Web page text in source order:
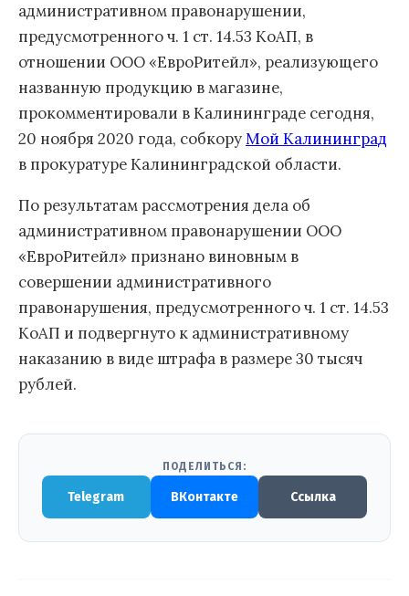
административном правонарушении,
предусмотренного ч. 1 ст. 14.53 КоАП, в
отношении ООО «ЕвроРитейл», реализующего
названную продукцию в магазине,
прокомментировали в Калининграде сегодня,
20 ноября 2020 года, собкоруМой Калининград
в прокуратуре Калининградской области.
По результатам рассмотрения дела об
административном правонарушении ООО
«ЕвроРитейл» признано виновным в
совершении административного
правонарушения, предусмотренного ч. 1 ст. 14.53
КоАП и подвергнуто к административному
наказанию в виде штрафа в размере 30 тысяч
рублей.
ПОДЕЛИТЬСЯ:
Telegram ВКонтакте Ссылка